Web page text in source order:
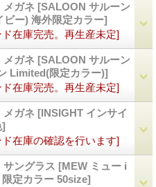
メガネ [SALOON サルーン
ー) 海外限定カラー]
在庫完売。再生産未定]
メガネ [SALOON サルーン
Limited(限定カラー)]
在庫完売。再生産未定]
メガネ [INSIGHT インサイ
在庫の確認を行います]
サングラス [MEW ミュー i
定カラー 50size]